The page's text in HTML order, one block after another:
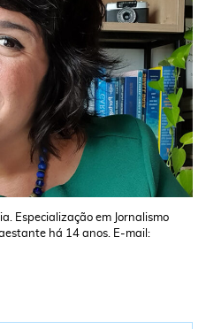
Especialização em Jornalismo
há 14 anos. E-mail: